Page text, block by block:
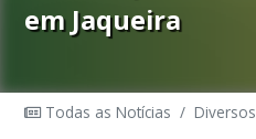
em Jaqueira
Todas as Notícias / Diversos